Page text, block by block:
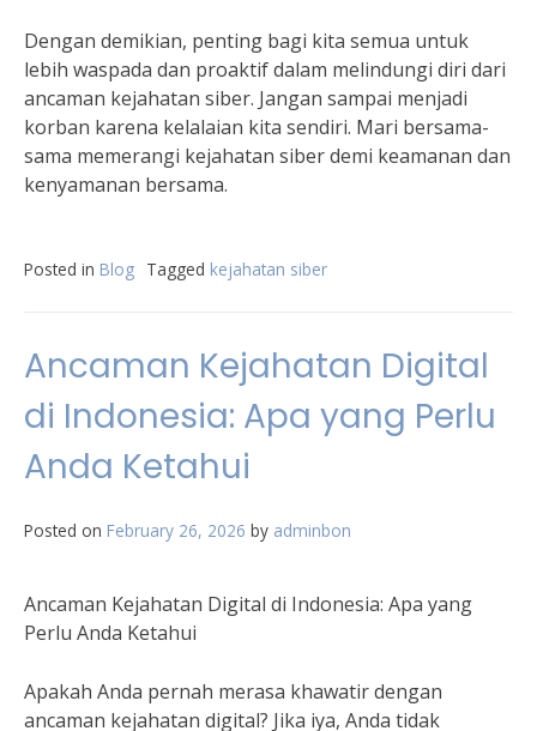
Dengan demikian, penting bagi kita semua untuk
lebih waspada dan proaktif dalam melindungi diri dari
ancaman kejahatan siber. Jangan sampai menjadi
korban karena kelalaian kita sendiri. Mari bersama-
sama memerangi kejahatan siber demi keamanan dan
kenyamanan bersama.
Posted in Blog Tagged kejahatan siber
Ancaman Kejahatan Digital
di Indonesia: Apa yang Perlu
Anda Ketahui
Posted on February 26, 2026 by adminbon
Ancaman Kejahatan Digital di Indonesia: Apa yang
Perlu Anda Ketahui
Apakah Anda pernah merasa khawatir dengan
ancaman kejahatan digital? Jika iya, Anda tidak